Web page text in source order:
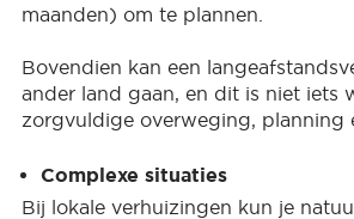
maanden) om te plannen.
Bovendien kan een
ander land gaan, en dit is niet iets
zorgvuldige overweging, planning
Complexe situaties
Bij lokale verhuizingen kun je